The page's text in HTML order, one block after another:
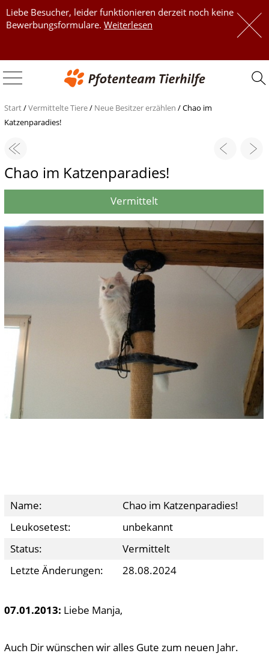
Liebe Besucher, leider funktionieren derzeit noch keine
Bewerbungsformulare. Weiterlesen
Start/Vermittelte Tiere/ Neue Besitzer erzählen /Chao im
Katzenparadies!
Chao im Katzenparadies!
Vermittelt
Name:
Chao im Katzenparadies!
Leukosetest:
unbekannt
Status:
Vermittelt
Letzte Änderungen:
28.08.2024
07.01.2013: Liebe Manja,
Auch Dir wünschen wir alles Gute zum neuen Jahr.